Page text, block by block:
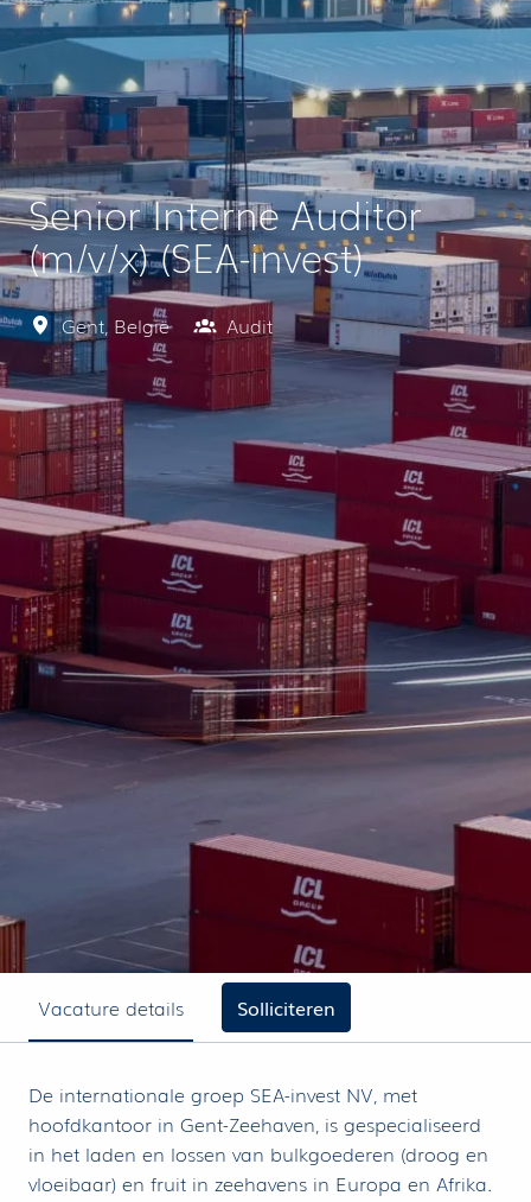
Senior Interne Auditor
(m/v/x) (SEA-invest)
Gent, België Audit
Vacature details Solliciteren
De internationale groep SEA-invest NV, met
hoofdkantoor in Gent-Zeehaven, is gespecialiseerd
in het laden en lossen van bulkgoederen (droog en
vloeibaar) en fruit in zeehavens in Europa en Afrika.